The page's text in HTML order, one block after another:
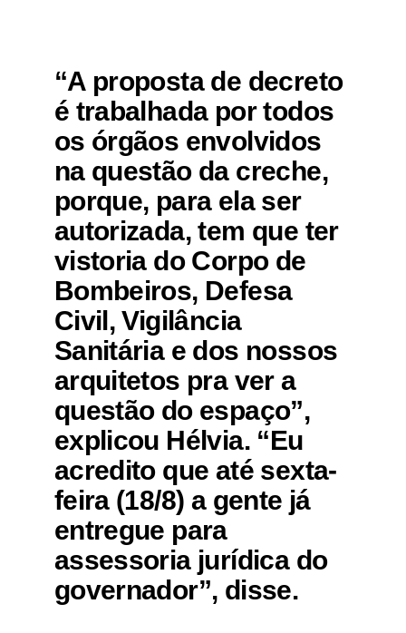
“A proposta de decreto
é trabalhada por todos
os órgãos envolvidos
na questão da creche,
porque, para ela ser
autorizada, tem que ter
vistoria do Corpo de
Bombeiros, Defesa
Civil, Vigilância
Sanitária e dos nossos
arquitetos pra ver a
questão do espaço”,
explicou Hélvia. “Eu
acredito que até sexta-
feira (18/8) a gente já
entregue para
assessoria jurídica do
governador”, disse.